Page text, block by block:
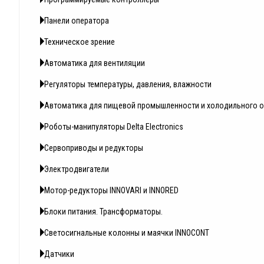
Панели оператора
Техническое зрение
Автоматика для вентиляции
Регуляторы температуры, давления, влажности
Автоматика для пищевой промышленности и холодильного
Роботы-манипуляторы Delta Electronics
Сервоприводы и редукторы
Электродвигатели
Мотор-редукторы INNOVARI и INNORED
Блоки питания. Трансформаторы.
Светосигнальные колонны и маячки INNOCONT
Датчики